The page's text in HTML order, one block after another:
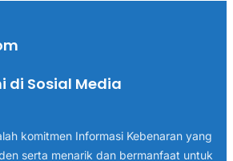
di Sosial Media
komitmen Informasi Kebenaran yang
serta menarik dan bermanfaat untuk